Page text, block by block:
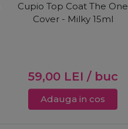
Cupio Top Coat The One
Cover - Milky 15ml
59,00 LEI / buc
Adauga in cos